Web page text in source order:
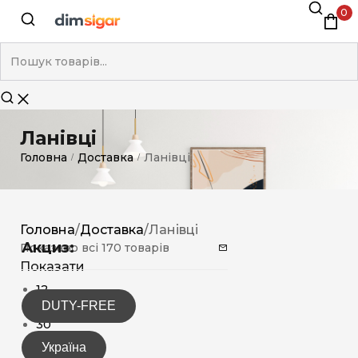
0
Ланівці
Головна / Доставка / Ланівці
Акциз:
DUTY-FREE
Україна
Головна/Доставка/Ланівці
Показано всі 170 товарів
Показати
12
15
30